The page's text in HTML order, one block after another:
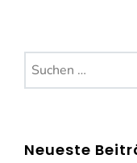
Suchen
nach:
Neueste